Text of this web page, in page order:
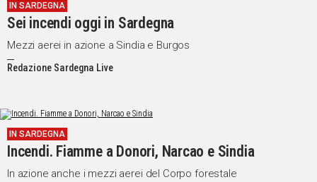
IN SARDEGNA
Sei incendi oggi in Sardegna
Mezzi aerei in azione a Sindia e Burgos
Redazione Sardegna Live
IN SARDEGNA
Incendi. Fiamme a Donori, Narcao e Sindia
In azione anche i mezzi aerei del Corpo forestale